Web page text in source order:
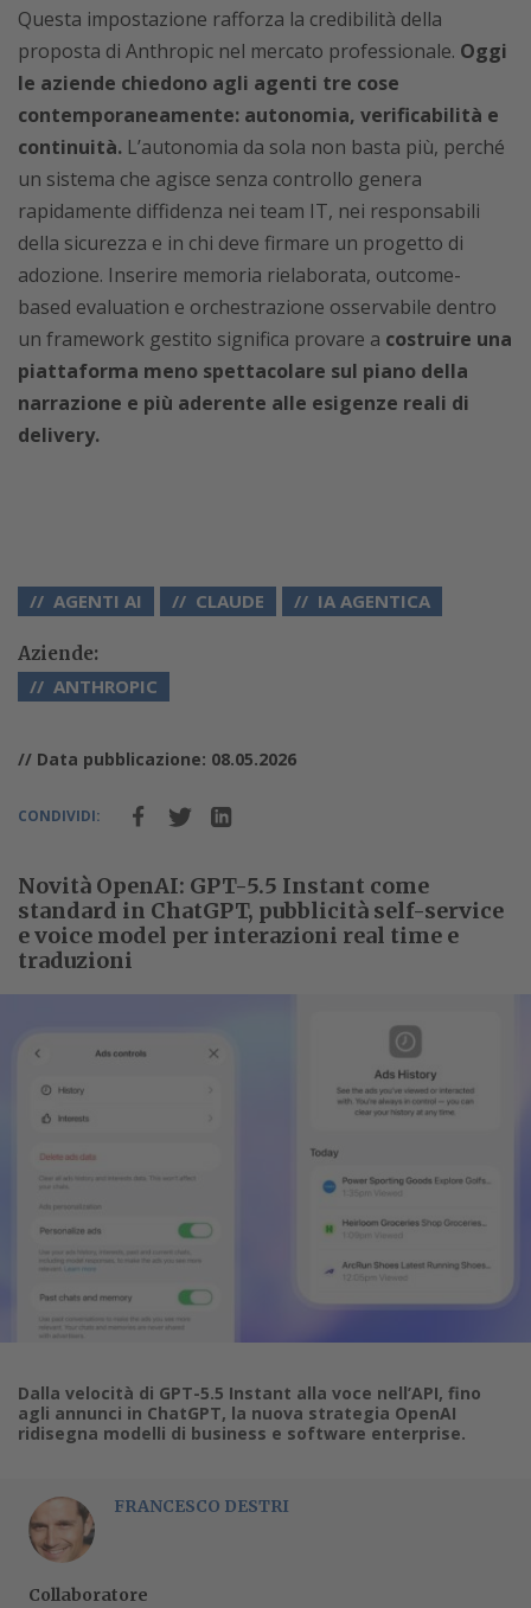
Questa impostazione rafforza la credibilità della
proposta di Anthropic nel mercato professionale. Oggi
le aziende chiedono agli agenti tre cose
contemporaneamente: autonomia, verificabilità e
continuità. L’autonomia da sola non basta più, perché
un sistema che agisce senza controllo genera
rapidamente diffidenza nei team IT, nei responsabili
della sicurezza e in chi deve firmare un progetto di
adozione. Inserire memoria rielaborata, outcome-
based evaluation e orchestrazione osservabile dentro
un framework gestito significa provare a costruire una
piattaforma meno spettacolare sul piano della
narrazione e più aderente alle esigenze reali di
delivery.
AGENTI AI CLAUDE IA AGENTICA
Aziende:
ANTHROPIC
// Data pubblicazione: 08.05.2026
CONDIVIDI:
Novità OpenAI: GPT-5.5 Instant come
standard in ChatGPT, pubblicità self-service
e voice model per interazioni real time e
traduzioni
Dalla velocità di GPT-5.5 Instant alla voce nell’API, fino
agli annunci in ChatGPT, la nuova strategia OpenAI
ridisegna modelli di business e software enterprise.
FRANCESCO DESTRI
Collaboratore